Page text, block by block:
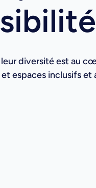
leur diversité est au
espaces inclusifs